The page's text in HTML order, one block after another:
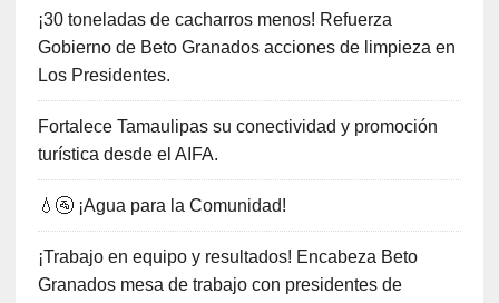
¡30 toneladas de cacharros menos! Refuerza
Gobierno de Beto Granados acciones de limpieza en
Los Presidentes.
Fortalece Tamaulipas su conectividad y promoción
turística desde el AIFA.
💧🚰 ¡Agua para la Comunidad!
¡Trabajo en equipo y resultados! Encabeza Beto
Granados mesa de trabajo con presidentes de